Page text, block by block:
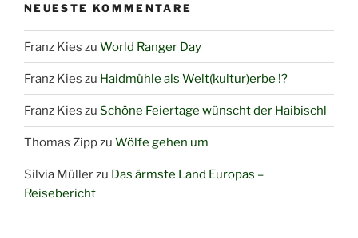
NEUESTE KOMMENTARE
Franz Kies zu World Ranger Day
Franz Kies zu Haidmühle als Welt(kultur)erbe !?
Franz Kies zu Schöne Feiertage wünscht der Haibischl
Thomas Zippzu Wölfe gehen um
Silvia Müllerzu Das ärmste Land Europas –
Reisebericht